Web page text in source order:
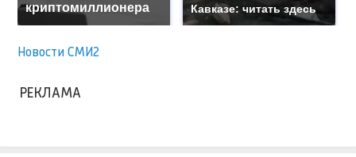
криптомиллионера
Кавказе: читать здесь
Новости СМИ2
РЕКЛАМА